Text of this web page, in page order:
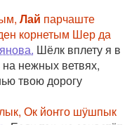
Лай парчаште
корнетым Шер да
Шёлк вплету я в
на нежных ветвях,
твою дорогу
Ок йоҥго шӱшпык